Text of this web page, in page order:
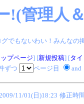
!(管理人
でもないわい！みんなの
プページ] [新規投稿] [タ
ずつ
ページ目 and
11/01(日)18:23 修正時